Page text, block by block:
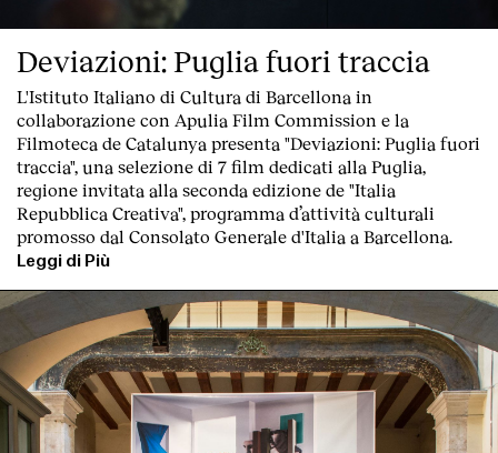
Index
Deviazioni: Puglia fuori traccia
L'Istituto Italiano di Cultura di Barcellona in
collaborazione con Apulia Film Commission e la
Filmoteca de Catalunya presenta "Deviazioni: Puglia fuori
traccia", una selezione di 7 film dedicati alla Puglia,
regione invitata alla seconda edizione de "Italia
Repubblica Creativa", programma d’attività culturali
promosso dal Consolato Generale d'Italia a Barcellona.
Leggi di Più